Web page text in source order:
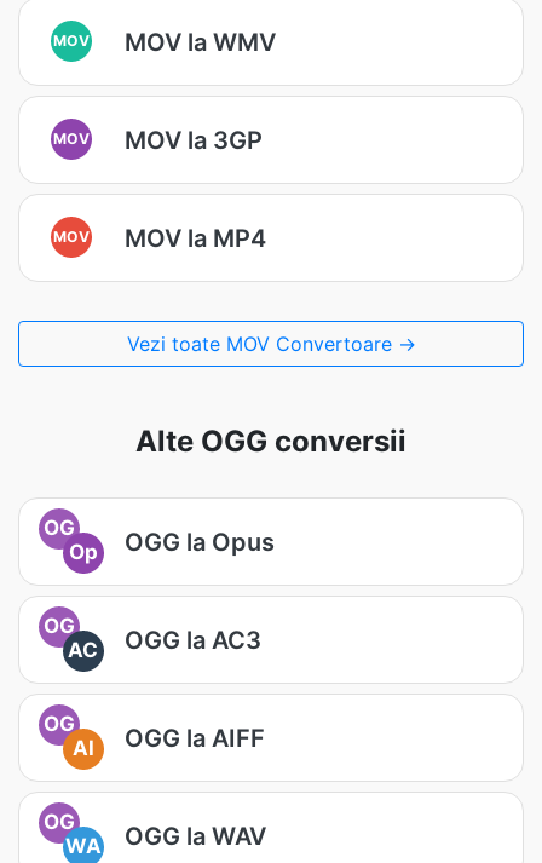
MOV MOV la WMV
MOV MOV la 3GP
MOV MOV la MP4
Vezi toate MOV Convertoare →
Alte OGG conversii
OG
Op
OGG la Opus
OG
AC
OGG la AC3
OG
AI
OGG la AIFF
OG
WA
OGG la WAV